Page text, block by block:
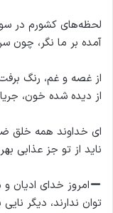
لحظه‌های کشورم در
آمده بر ما نگر، چون
از غصه و غم، رنگ
از دیده شده خون،
ای خداوند همه خلق
ناید از تو جز عذابی
امروز خدای ادیان
توان ندارند، دیگر